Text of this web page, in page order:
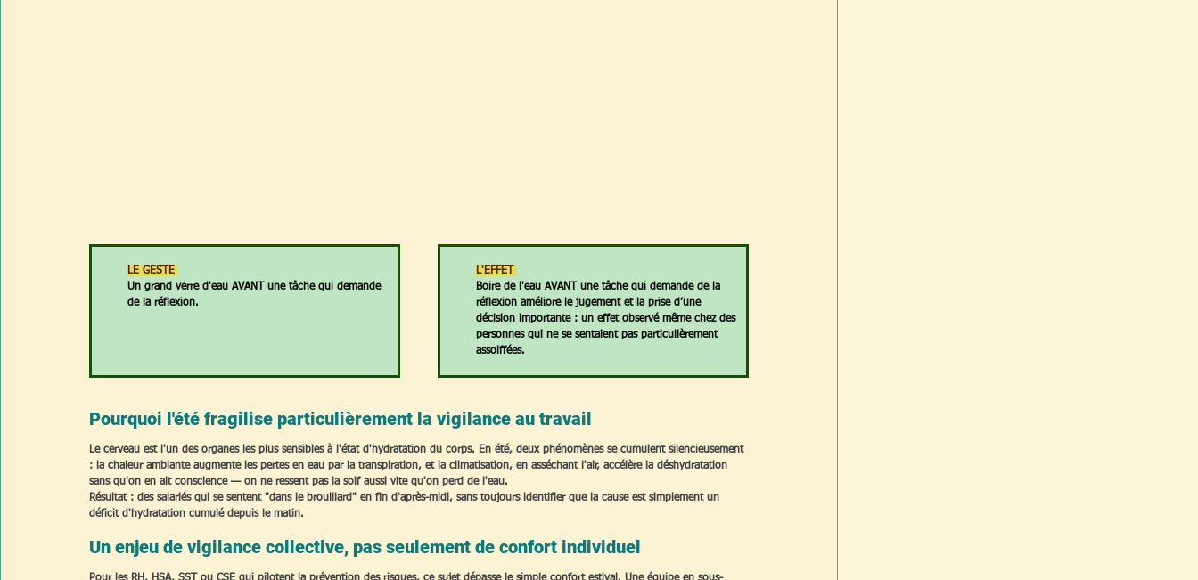
LE GESTE
Un grand verre d'eau AVANT une tâche qui demande
de la réflexion.
L'EFFET
Boire de l'eau AVANT une tâche qui demande de la
réflexion améliore le jugement et la prise d’une
décision importante : un effet observé même chez des
personnes qui ne se sentaient pas particulièrement
assoiffées.
Pourquoi l'été fragilise particulièrement la vigilance au travail
Le cerveau est l'un des organes les plus sensibles à l'état d'hydratation du corps. En été, deux phénomènes se cumulent silencieusement
: la chaleur ambiante augmente les pertes en eau par la transpiration, et la climatisation, en asséchant l'air, accélère la déshydratation
sans qu'on en ait conscience — on ne ressent pas la soif aussi vite qu'on perd de l'eau.
Résultat : des salariés qui se sentent "dans le brouillard" en fin d'après-midi, sans toujours identifier que la cause est simplement un
déficit d'hydratation cumulé depuis le matin.
Un enjeu de vigilance collective, pas seulement de confort individuel